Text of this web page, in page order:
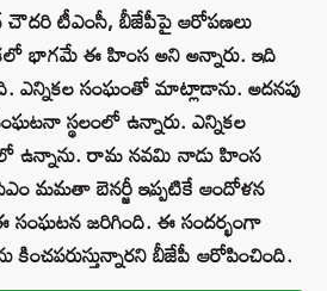
టీఎంసీ, బీజేపీపై ఆరోపణలు
భాగమే ఈ హింస అని అన్నారు. ఇది
ఎన్నికల సంఘంతో మాట్లాడాను. అదనపు
స్థలంలో ఉన్నారు. ఎన్నికల
ఉన్నాను. రామ నవమి నాడు హింస
మమతా బెనర్జీ ఇప్పటికే ఆందోళన
సంఘటన జరిగింది. ఈ సందర్భంగా
బీజేపీ ఆరోపించింది.